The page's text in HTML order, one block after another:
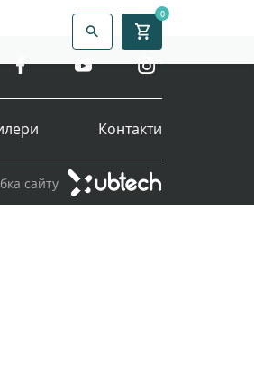
0
Контакти
сайту